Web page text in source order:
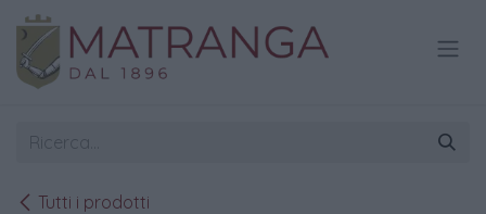
Passa al contenuto
Tutti i prodotti